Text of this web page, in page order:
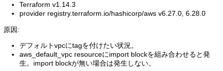
Terraform v1.14.3
provider registry.terraform.io/hashicorp/aws v6.27.0, 6.28.0
原因:
デフォルトvpcにtagを付けたい状況。
aws_default_vpc resourceにimport blockを組み合わせると発
生。import blockが無い場合は発生しない。